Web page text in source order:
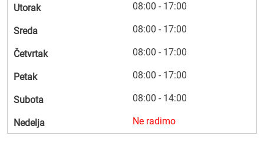
Utorak 08:00 - 17:00
Sreda 08:00 - 17:00
Četvrtak 08:00 - 17:00
Petak 08:00 - 17:00
Subota 08:00 - 14:00
Nedelja Ne radimo